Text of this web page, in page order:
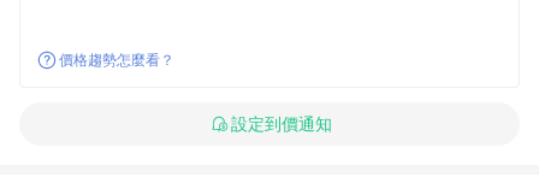
價格趨勢怎麼看？
設定到價通知